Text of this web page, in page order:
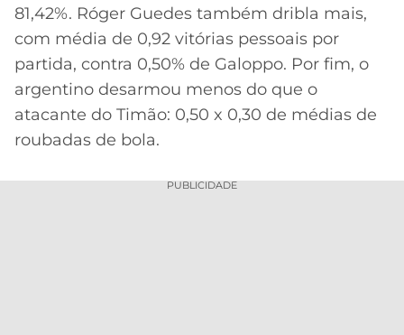
81,42%. Róger Guedes também dribla mais,
com média de 0,92 vitórias pessoais por
partida, contra 0,50% de Galoppo. Por fim, o
argentino desarmou menos do que o
atacante do Timão: 0,50 x 0,30 de médias de
roubadas de bola.
PUBLICIDADE